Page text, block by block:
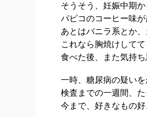
そうそう、妊娠中期
パピコのコーヒー味が
あとはバニラ系とか、
これなら胸焼けしてて
食べた後、また気持
一時、糖尿病の疑い
検査までの一週間、
今まで、好きなもの好